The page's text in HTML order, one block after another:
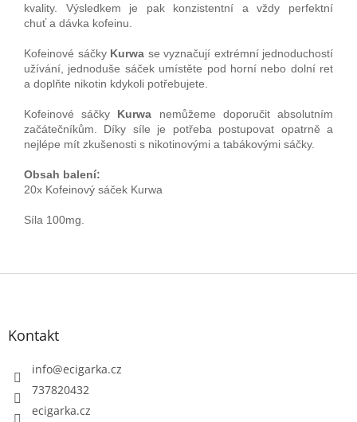
kvality.
Výsledkem je pak
konzistentní a vždy perfektní
chuť a dávka kofeinu.
Kofeinové sáčky Kurwa se vyznačují extrémní jednoduchostí
užívání, jednoduše sáček umístěte pod horní nebo dolní ret
a doplňte nikotin kdykoli potřebujete.
Kofeinové sáčky Kurwa nemůžeme doporučit absolutním
začátečníkům. Díky síle je potřeba postupovat opatrně a
nejlépe mít zkušenosti s nikotinovými a tabákovými sáčky.
Obsah balení:
20x Kofeinový sáček Kurwa
Síla 100mg.
Kontakt
info@ecigarka.cz
737820432
ecigarka.cz